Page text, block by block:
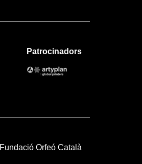
Patrocinadors
Fundació Orfeó Català